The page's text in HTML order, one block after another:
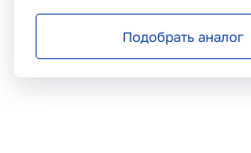
Подобрать аналог